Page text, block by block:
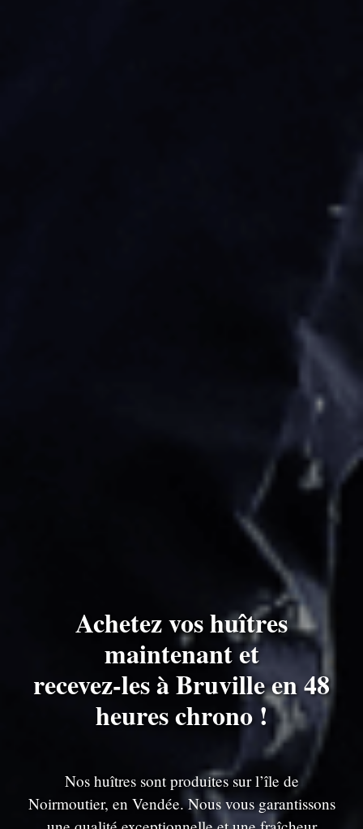
Achetez vos huîtres
maintenant et
recevez-les à Bruville en 48
heures chrono !
Nos huîtres sont produites sur l’île de
Noirmoutier, en Vendée. Nous vous garantissons